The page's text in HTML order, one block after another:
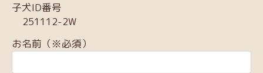
子犬ID番号
251112-2W
お名前（※必須）